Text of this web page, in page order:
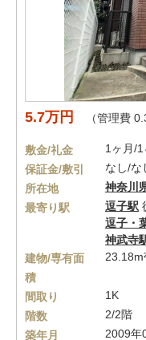
5.7万円 （管理費
敷金/礼金
1ヶ月/1
保証金/敷引
なし/な
所在地
神奈川
最寄り駅
逗子駅
逗子・
神武寺
建物/専有面
積
間取り
1K
階数
2/2階
築年月
2009年